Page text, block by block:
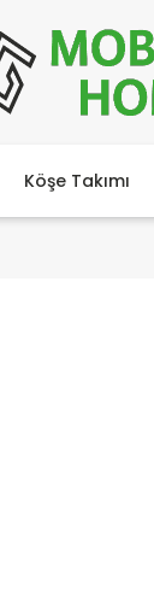
Köşe Takımı